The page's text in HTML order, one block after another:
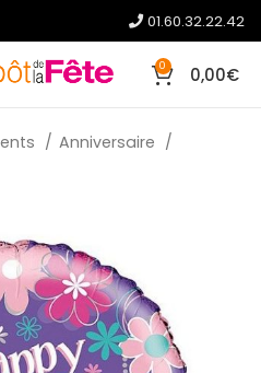
01.60.32.22.42
0 0,00€
Anniversaire